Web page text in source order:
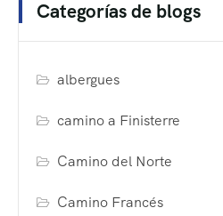
Categorías de blogs
albergues
camino a Finisterre
Camino del Norte
Camino Francés